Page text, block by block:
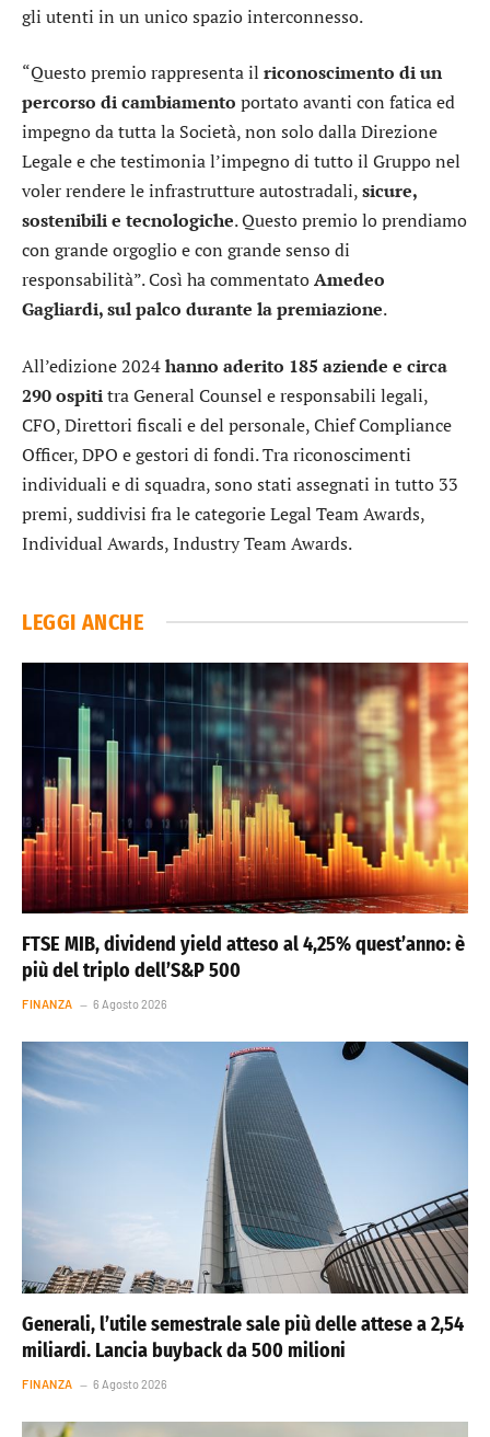
gli utenti in un unico spazio interconnesso.
“Questo premio rappresenta il riconoscimento di un
percorso di cambiamento portato avanti con fatica ed
impegno da tutta la Società, non solo dalla Direzione
Legale e che testimonia l’impegno di tutto il Gruppo nel
voler rendere le infrastrutture autostradali,sicure,
sostenibili e tecnologiche. Questo premio lo prendiamo
con grande orgoglio e con grande senso di
responsabilità”. Così ha commentatoAmedeo
Gagliardi, sul palco durante la premiazione.
All’edizione 2024hanno aderito 185 aziende e circa
290 ospititra General Counsel e responsabili legali,
CFO, Direttori fiscali e del personale, Chief Compliance
Officer, DPO e gestori di fondi. Tra riconoscimenti
individuali e di squadra, sono stati assegnati in tutto 33
premi, suddivisi fra le categorie Legal Team Awards,
Individual Awards, Industry Team Awards.
LEGGI ANCHE
FTSE MIB, dividend yield atteso al 4,25% quest’anno: è
più del triplo dell’S&P 500
FINANZA 6 Agosto 2026
Generali, l’utile semestrale sale più delle attese a 2,54
miliardi. Lancia buyback da 500 milioni
FINANZA 6 Agosto 2026